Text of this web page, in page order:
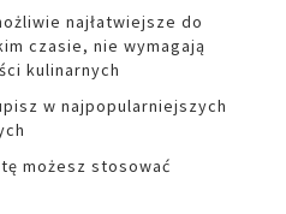
najłatwiejsze do
czasie, nie wymagają
kulinarnych
w najpopularniejszych
możesz stosować